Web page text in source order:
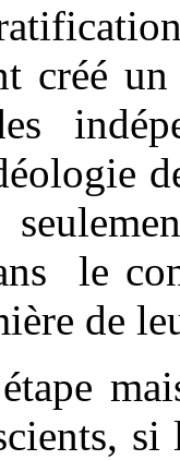
créé
le
de